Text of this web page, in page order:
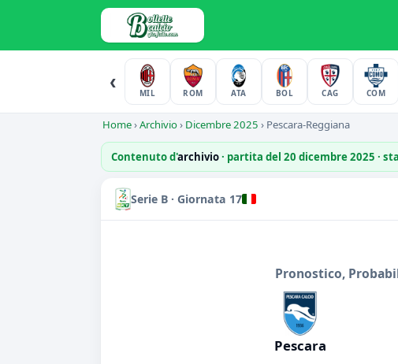
‹
MIL ROM ATA BOL CAG COM
Home›Archivio› Dicembre 2025 › Pescara-Reggiana
Contenuto d'archivio· partita del 20 dicembre 2025 ·
Serie B · Giornata 17
Pronostico,
Pescara